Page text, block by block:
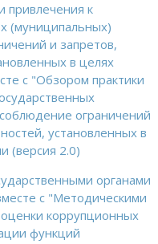
привлечения к
(муниципальных)
и запретов,
в целях
с "Обзором практики
ограничений
установленных в
(версия 2.0)
органами
с "Методическими
коррупционных
функций